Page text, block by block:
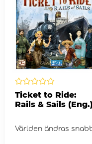
Ticket to Ride:
Rails & Sails (Eng.)
Världen ändras